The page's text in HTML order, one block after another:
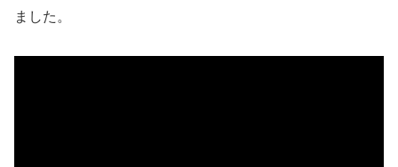
ました。